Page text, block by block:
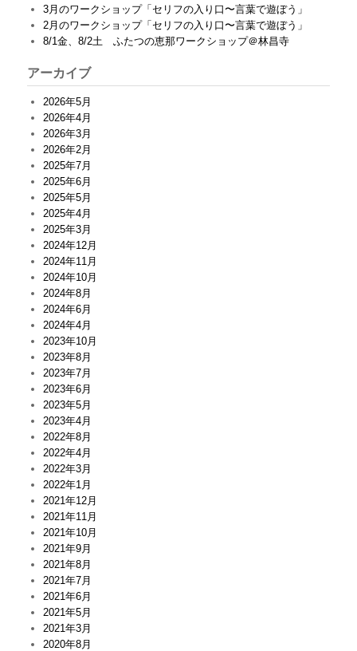
3月のワークショップ「セリフの入り口〜言葉で遊ぼう」
2月のワークショップ「セリフの入り口〜言葉で遊ぼう」
8/1金、8/2土 ふたつの恵那ワークショップ＠林昌寺
アーカイブ
2026年5月
2026年4月
2026年3月
2026年2月
2025年7月
2025年6月
2025年5月
2025年4月
2025年3月
2024年12月
2024年11月
2024年10月
2024年8月
2024年6月
2024年4月
2023年10月
2023年8月
2023年7月
2023年6月
2023年5月
2023年4月
2022年8月
2022年4月
2022年3月
2022年1月
2021年12月
2021年11月
2021年10月
2021年9月
2021年8月
2021年7月
2021年6月
2021年5月
2021年3月
2020年8月